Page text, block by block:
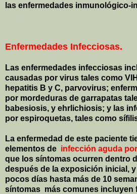
las enfermedades inmunológico-
Enfermedades Infecciosas.
Las enfermedades infecciosas
causadas por virus tales como
hepatitis B y C, parvovirus;
por mordeduras de garrapatas
babesiosis, y ehrlichiosis; y las
por espiroquetas, tales como
La enfermedad de este paciente
elementos de infección aguda
que los síntomas ocurren dentro
después de la exposición inicial,
pocos días hasta más de 10
síntomas más comunes incluyen